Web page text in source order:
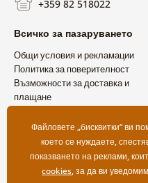
+359 82 518022
Всичко за пазаруването
Общи условия и рекламации
Политика за поверителност
Възможности за доставка и
плащане
Файловете „бисквитки“ ви
което се нуждаете,
показването на реклами,
cookies, за да ви